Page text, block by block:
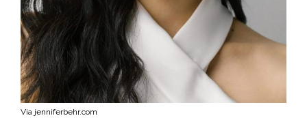
Via jenniferbehr.com